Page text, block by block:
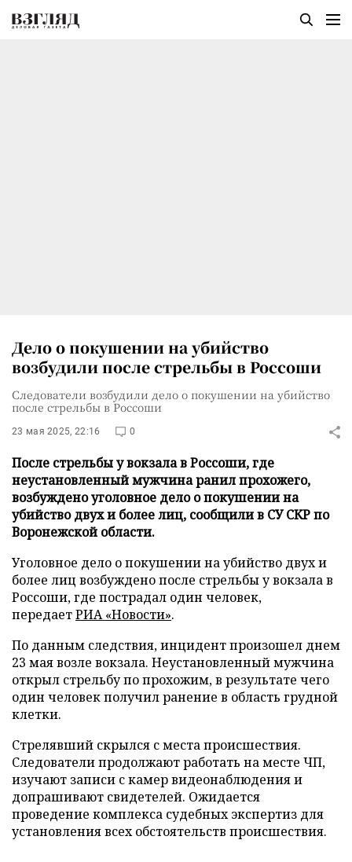
Дело о покушении на убийство
возбудили после стрельбы в Россоши
Следователи возбудили дело о покушении на убийство
после стрельбы в Россоши
23 мая 2025, 22:16 0
После стрельбы у вокзала в Россоши, где
неустановленный мужчина ранил прохожего,
возбуждено уголовное дело о покушении на
убийство двух и более лиц, сообщили в СУ СКР по
Воронежской области.
Уголовное дело о покушении на убийство двух и
более лиц возбуждено после стрельбы у вокзала в
Россоши, где пострадал один человек,
передаетРИА «Новости».
По данным следствия, инцидент произошел днем
23 мая возле вокзала. Неустановленный мужчина
открыл стрельбу по прохожим, в результате чего
один человек получил ранение в область грудной
клетки.
Стрелявший скрылся с места происшествия.
Следователи продолжают работать на месте ЧП,
изучают записи с камер видеонаблюдения и
допрашивают свидетелей. Ожидается
проведение комплекса судебных экспертиз для
установления всех обстоятельств происшествия.